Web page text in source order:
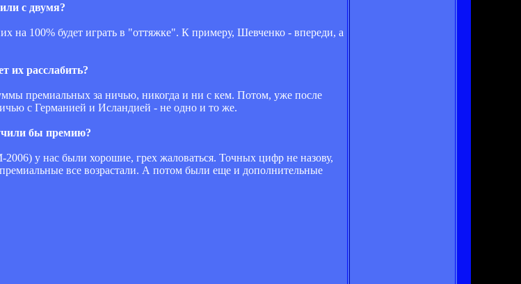
с двумя?
на 100% будет играть в "оттяжке". К примеру, Шевченко - впереди, а
их расслабить?
премиальных за ничью, никогда и ни с кем. Потом, уже после
с Германией и Исландией - не одно и то же.
бы премию?
у нас были хорошие, грех жаловаться. Точных цифр не назову,
все возрастали. А потом были еще и дополнительные